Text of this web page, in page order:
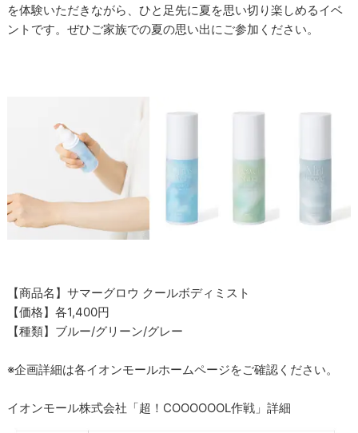
を体験いただきながら、ひと足先に夏を思い切り楽しめるイベ
ントです。ぜひご家族での夏の思い出にご参加ください。
【商品名】サマーグロウ クールボディミスト
【価格】各1,400円
【種類】ブルー/グリーン/グレー
※企画詳細は各イオンモールホームページをご確認ください。
イオンモール株式会社「超！COOOOOOL作戦」詳細